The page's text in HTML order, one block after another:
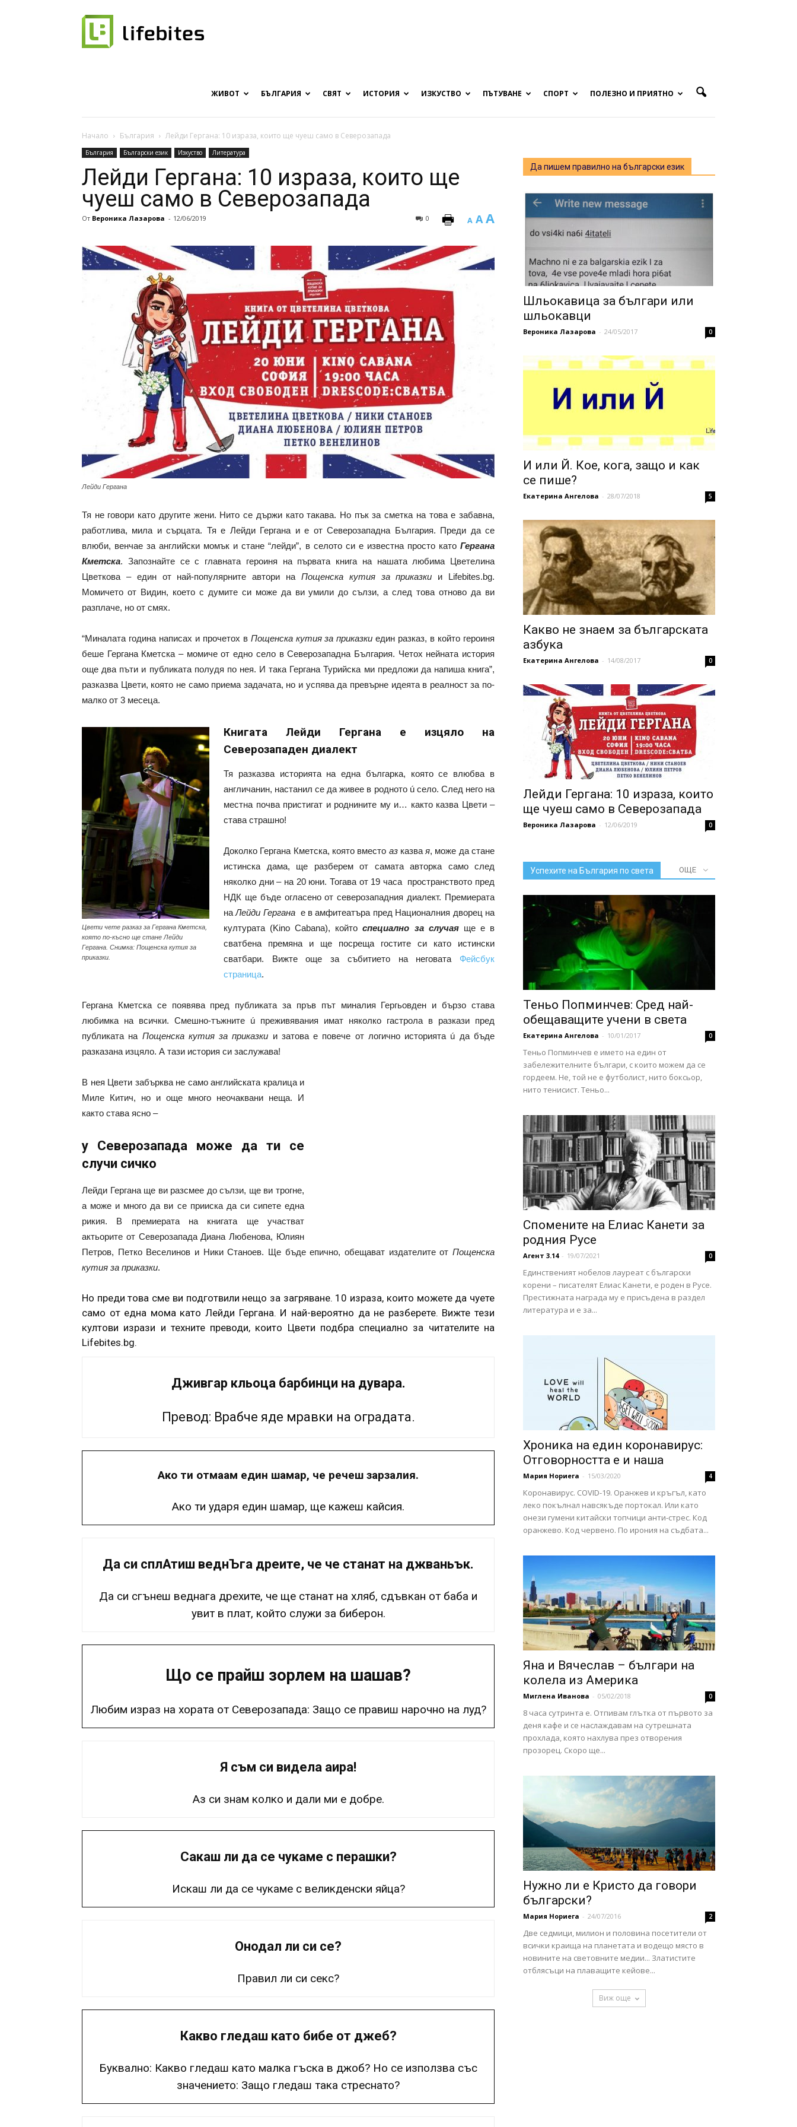
списание
за
хапки
вкус
на
живот
ЖИВОТ БЪЛГАРИЯ СВЯТ ИСТОРИЯ ИЗКУСТВО ПЪТУВАНЕ СПОРТ ПОЛЕЗНО И ПРИЯТНО
Начало България Лейди Гергана: 10 израза, които ще чуеш само в Северозапада
България Български език Изкуство Литература
Лейди Гергана: 10 израза, които ще
чуеш само в Северозапада
От Вероника Лазарова - 12/06/2019 A A A
0
Лейди Гергана
Тя не говори като другите жени. Нито се държи като такава. Но пък за сметка на това е забавна,
работлива, мила и сърцата. Тя е Лейди Гергана и е от Северозападна България. Преди да се
влюби, венчае за английски момък и стане “лейди”, в селото си е известна просто като Гергана
Кметска. Запознайте се с главната героиня на първата книга на нашата любима Цветелина
Цветкова – един от най-популярните автори на Пощенска кутия за приказки и Lifebites.bg.
Момичето от Видин, което с думите си може да ви умили до сълзи, а след това отново да ви
разплаче, но от смях.
“Миналата година написах и прочетох в Пощенска кутия за приказки един разказ, в който героиня
беше Гергана Кметска – момиче от едно село в Северозападна България. Четох нейната история
още два пъти и публиката полудя по нея. И така Гергана Турийска ми предложи да напиша книга”,
разказва Цвети, която не само приема задачата, но и успява да превърне идеята в реалност за по-
малко от 3 месеца.
Цвети чете разказ за Гергана Кметска,
която по-късно ще стане Лейди
Гергана. Снимка: Пощенска кутия за
приказки.
Книгата Лейди Гергана е изцяло на
Северозападен диалект
Тя разказва историята на една българка, която се влюбва в
англичанин, настанил се да живее в родното ú село. След него на
местна почва пристигат и роднините му и… както казва Цвети –
става страшно!
Доколко Гергана Кметска, която вместо азказвая, може да стане
истинска дама, ще разберем от самата авторка само след
няколко дни – на 20 юни. Тогава от 19 часа пространството пред
НДК ще бъде огласено от северозападния диалект. Премиерата
наЛейди Герганае в амфитеатъра пред Националния дворец на
културата (Kino Cabana), койтоспециално за случаяще е в
сватбена премяна и ще посреща гостите си като истински
сватбари. Вижте още за събитието на неговата Фейсбук
страница.
Гергана Кметска се появява пред публиката за пръв път миналия Гергьовден и бързо става
любимка на всички. Смешно-тъжните ú преживявания имат няколко гастрола в разкази пред
публиката на Пощенска кутия за приказки и затова е повече от логично историята ú да бъде
разказана изцяло. А тази история си заслужава!
В нея Цвети забърква не само английската кралица и
Миле Китич, но и още много неочаквани неща. И
както става ясно –
у Северозапада може да ти се
случи сичко
Лейди Гергана ще ви разсмее до сълзи, ще ви трогне,
а може и много да ви се прииска да си сипете една
рикия. В премиерата на книгата ще участват
актьорите от Северозапада Диана Любенова, Юлиян
Петров, Петко Веселинов и Ники Станоев. Ще бъде епично, обещават издателите от Пощенска
кутия за приказки.
Но преди това сме ви подготвили нещо за загряване. 10 израза, които можете да чуете
само от една мома като Лейди Гергана. И най-вероятно да не разберете. Вижте тези
култови изрази и техните преводи, които Цвети подбра специално за читателите на
Lifebites.bg.
Дживгар кльоца барбинци на дувара.
Превод: Врабче яде мравки на оградата.
Ако ти отмаам един шамар, че речеш зарзалия.
Ако ти ударя един шамар, ще кажеш кайсия.
Да си сплАтиш веднЪга дреите, че че станат на джваньък.
Да си сгънеш веднага дрехите, че ще станат на хляб, сдъвкан от баба и
увит в плат, който служи за биберон.
Що се прайш зорлем на шашав?
Любим израз на хората от Северозапада: Защо се правиш нарочно на луд?
Я съм си видела аира!
Аз си знам колко и дали ми е добре.
Сакаш ли да се чукаме с перашки?
Искаш ли да се чукаме с великденски яйца?
Онодал ли си се?
Правил ли си секс?
Какво гледаш като бибе от джеб?
Буквално: Какво гледаш като малка гъска в джоб? Но се използва със
значението: Защо гледаш така стреснато?
Да пишем правилно на български език
Шльокавица за българи или
шльокавци
Вероника Лазарова - 24/05/2017 0
И или Й. Кое, кога, защо и как
се пише?
Екатерина Ангелова - 28/07/2018 5
Какво не знаем за българската
азбука
Екатерина Ангелова - 14/08/2017 0
Лейди Гергана: 10 израза, които
ще чуеш само в Северозапада
Вероника Лазарова - 12/06/2019 0
Успехите на България по света ОЩЕ
Теньо Попминчев: Сред най-
обещаващите учени в света
Екатерина Ангелова - 10/01/2017 0
Теньо Попминчев е името на един от
забележителните българи, с които можем да се
гордеем. Не, той не е футболист, нито боксьор,
нито тенисист. Теньо...
Спомените на Елиас Канети за
родния Русе
Агент 3.14 - 19/07/2021 0
Единственият нобелов лауреат с български
корени – писателят Елиас Канети, е роден в Русе.
Престижната награда му е присъдена в раздел
литература и е за...
Хроника на един коронавирус:
Отговорността е и наша
Мария Нориега - 15/03/2020 4
Коронавирус. COVID-19. Оранжев и кръгъл, като
леко покълнал навсякъде портокал. Или като
онези гумени китайски топчици анти-стрес. Код
оранжево. Код червено. По ирония на съдбата...
Яна и Вячеслав – българи на
колела из Америка
Миглена Иванова - 05/02/2018 0
8 часа сутринта е. Отпивам глътка от първото за
деня кафе и се наслаждавам на сутрешната
прохлада, която нахлува през отворения
прозорец. Скоро ще...
Нужно ли е Кристо да говори
български?
Мария Нориега - 24/07/2016 2
Две седмици, милион и половина посетители от
всички краища на планетата и водещо място в
новините на световните медии... Златистите
отблясъци на плаващите кейове...
Виж още